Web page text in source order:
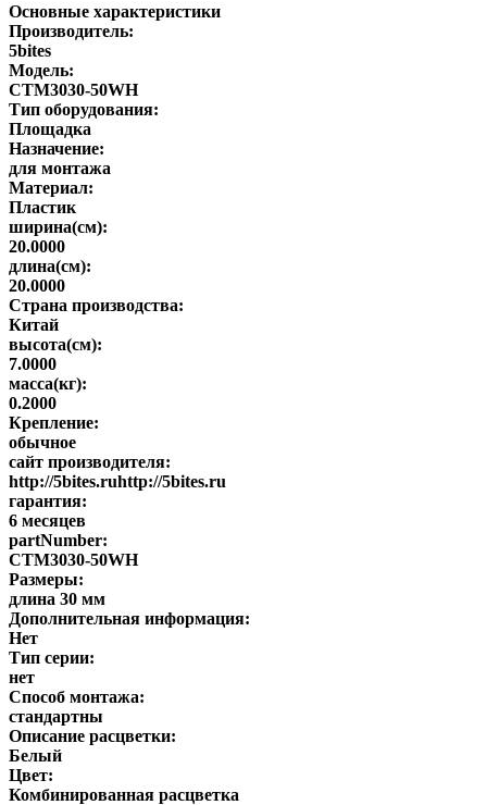
Основные характеристики
Производитель:
5bites
Модель:
CTM3030-50WH
Тип оборудования:
Площадка
Назначение:
для монтажа
Материал:
Пластик
ширина(см):
20.0000
длина(см):
20.0000
Страна производства:
Китай
высота(см):
7.0000
масса(кг):
0.2000
Крепление:
обычное
сайт производителя:
http://5bites.ruhttp://5bites.ru
гарантия:
6 месяцев
partNumber:
CTM3030-50WH
Размеры:
длина 30 мм
Дополнительная информация:
Нет
Тип серии:
нет
Способ монтажа:
стандартны
Описание расцветки:
Белый
Цвет:
Комбинированная расцветка